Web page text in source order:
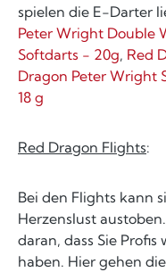
spielen die E-Darter
Peter Wright Double
Softdarts - 20g, Red
Dragon Peter Wright
18 g
Red Dragon Flights:
Bei den Flights kann
Herzenslust
daran, dass Sie
haben. Hier gehen